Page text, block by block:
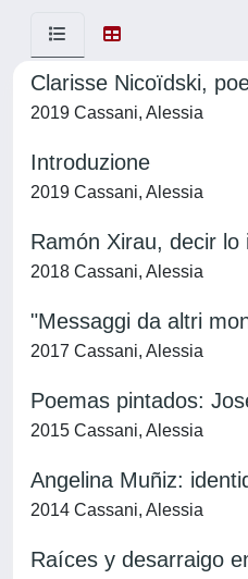
Clarisse Nicoïdski,
2019 Cassani, Alessia
Introduzione
2019 Cassani, Alessia
Ramón Xirau, decir lo
2018 Cassani, Alessia
"Messaggi da altri
2017 Cassani, Alessia
Poemas pintados:
2015 Cassani, Alessia
Angelina Muñiz:
2014 Cassani, Alessia
Raíces y desarraigo